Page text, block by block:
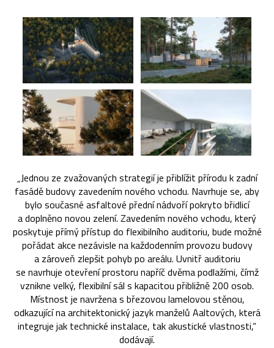
„Jednou ze zvažovaných strategií je přiblížit přírodu k zadní
fasádě budovy zavedením nového vchodu. Navrhuje se, aby
bylo současné asfaltové přední nádvoří pokryto břidlicí
a doplněno novou zelení. Zavedením nového vchodu, který
poskytuje přímý přístup do flexibilního auditoriu, bude možné
pořádat akce nezávisle na každodenním provozu budovy
a zároveň zlepšit pohyb po areálu. Uvnitř auditoriu
se navrhuje otevření prostoru napříč dvěma podlažími, čímž
vznikne velký, flexibilní sál s kapacitou přibližně 200 osob.
Místnost je navržena s březovou lamelovou stěnou,
odkazující na architektonický jazyk manželů Aaltových, která
integruje jak technické instalace, tak akustické vlastnosti,“
dodávají.